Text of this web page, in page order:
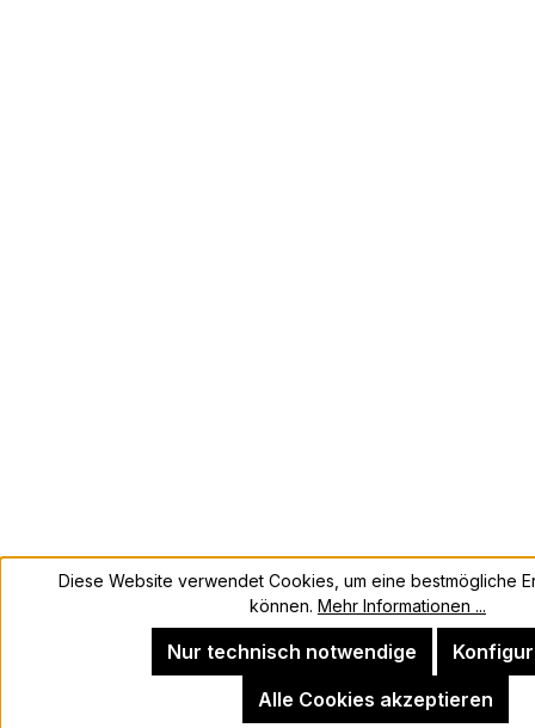
Diese Website verwendet Cookies, um eine bestmögliche
können. Mehr Informationen ...
Nur technisch notwendige
Alle Cookies akzeptieren